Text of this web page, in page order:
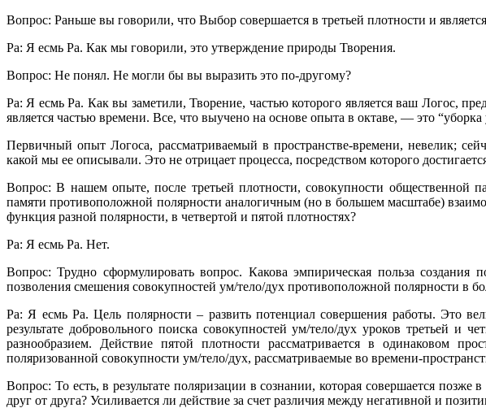
Вопрос: Раньше вы говорили, что Выбор совершается в третьей плотности и
Ра: Я есмь Ра. Как мы говорили, это утверждение природы Творения.
Вопрос: Не понял. Не могли бы вы выразить это по-другому?
Ра: Я есмь Ра. Как вы заметили, Творение, частью которого является ваш Логос,
является частью времени. Все, что выучено на основе опыта в октаве, — это
Первичный опыт Логоса, рассматриваемый в пространстве-времени, невелик;
какой мы ее описывали. Это не отрицает процесса, посредством которого
Вопрос: В нашем опыте, после третьей плотности, совокупности общественной
памяти противоположной полярности аналогичным (но в большем масштабе)
функция разной полярности, в четвертой и пятой плотностях?
Ра: Я есмь Ра. Нет.
Вопрос: Трудно сформулировать вопрос. Какова эмпирическая польза
позволения смешения совокупностей ум/тело/дух противоположной полярности в
Ра: Я есмь Ра. Цель полярности – развить потенциал совершения работы. Это
результате добровольного поиска совокупностей ум/тело/дух уроков третьей и
разнообразием. Действие пятой плотности рассматривается в одинаковом
поляризованной совокупности ум/тело/дух, рассматриваемые во времени-
Вопрос: То есть, в результате поляризации в сознании, которая совершается
друг от друга? Усиливается ли действие за счет различия между негативной и